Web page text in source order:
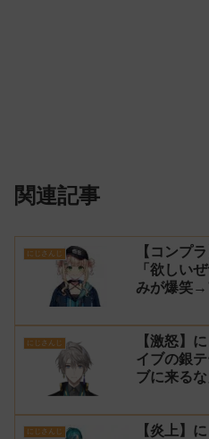
関連記事
にじさんじ
【コンプ
「欲しい
みが爆笑→
にじさんじ
【激怒】
イブの銀
ブに来る
にじさんじ
【炎上】